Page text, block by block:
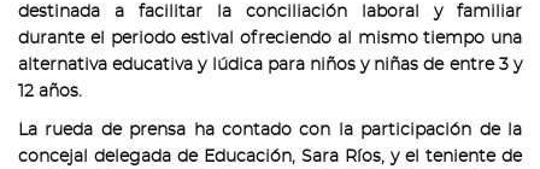
destinada a facilitar la conciliación laboral y familiar
durante el periodo estival ofreciendo al mismo tiempo una
alternativa educativa y lúdica para niños y niñas de entre 3 y
12 años.
La rueda de prensa ha contado con la participación de la
concejal delegada de Educación, Sara Ríos, y el teniente de